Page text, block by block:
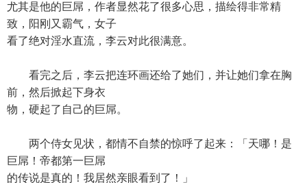
尤其是他的巨屌，作者显然花了很多心思，描绘得非常精
致，阳刚又霸气，女子
看了绝对淫水直流，李云对此很满意。
看完之后，李云把连环画还给了她们，并让她们拿在胸
前，然后掀起下身衣
物，硬起了自己的巨屌。
两个侍女见状，都情不自禁的惊呼了起来：「天哪！是
巨屌！帝都第一巨屌
的传说是真的！我居然亲眼看到了！」